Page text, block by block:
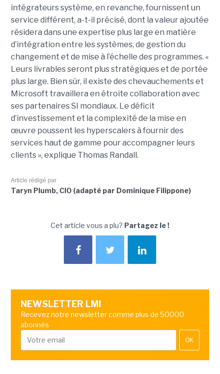
intégrateurs système, en revanche, fournissent un
service différent, a-t-il précisé, dont la valeur ajoutée
résidera dans une expertise plus large en matière
d’intégration entre les systèmes, de gestion du
changement et de mise à l’échelle des programmes. «
Leurs livrables seront plus stratégiques et de portée
plus large. Bien sûr, il existe des chevauchements et
Microsoft travaillera en étroite collaboration avec
ses partenaires SI mondiaux. Le déficit
d’investissement et la complexité de la mise en
œuvre poussent les hyperscalers à fournir des
services haut de gamme pour accompagner leurs
clients », explique Thomas Randall.
Article rédigé par
Taryn Plumb, CIO (adapté par Dominique Filippone)
Cet article vous a plu? Partagez le !
NEWSLETTER LMI
Recevez notre newsletter comme plus de 50000
abonnés
OK